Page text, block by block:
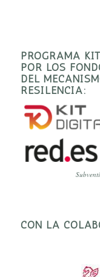
PROGRAMA
POR LOS
DEL
RESILENCIA:
CON LA